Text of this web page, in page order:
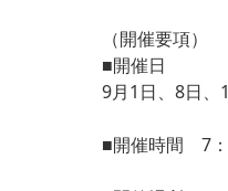
（開催要項）
■開催日
9月1日、8日
■開催時間 7